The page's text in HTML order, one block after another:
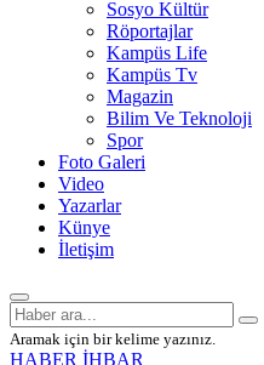
Sosyo Kültür
Röportajlar
Kampüs Life
Kampüs Tv
Magazin
Bilim Ve Teknoloji
Spor
Foto Galeri
Video
Yazarlar
Künye
İletişim
Aramak için bir kelime yazınız.
HABER İHBAR